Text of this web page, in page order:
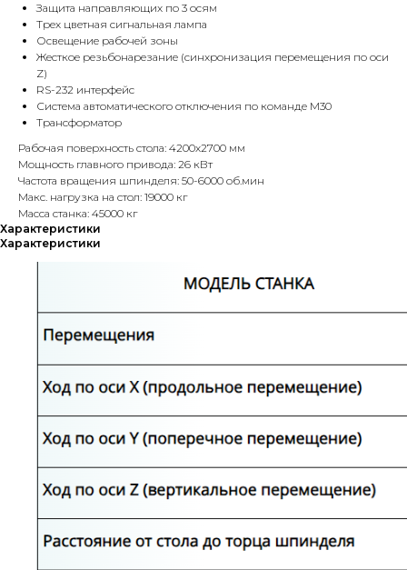
Защита направляющих по 3 осям
Трех цветная сигнальная лампа
Освещение рабочей зоны
Жесткое резьбонарезание (синхронизация перемещения по оси
Z)
RS-232 интерфейс
Система автоматического отключения по команде M30
Трансформатор
Рабочая поверхность стола: 4200х2700 мм
Мощность главного привода: 26 кВт
Частота вращения шпинделя: 50-6000 об.мин
Макс. нагрузка на стол: 19000 кг
Масса станка: 45000 кг
Характеристики
Характеристики